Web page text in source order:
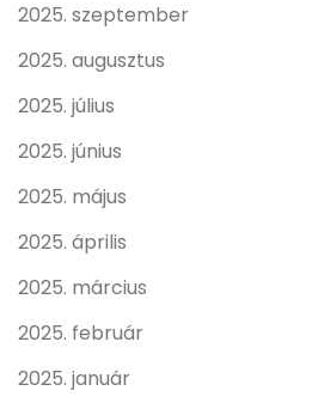
2025. szeptember
2025. augusztus
2025. július
2025. június
2025. május
2025. április
2025. március
2025. február
2025. január